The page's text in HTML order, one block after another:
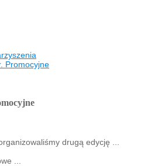
Promocyjne
drugą edycję ...
...